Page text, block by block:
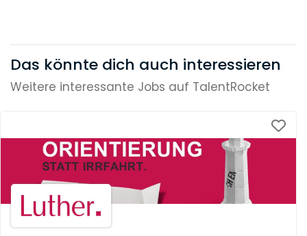
Das könnte dich auch interessieren
Weitere interessante Jobs auf TalentRocket